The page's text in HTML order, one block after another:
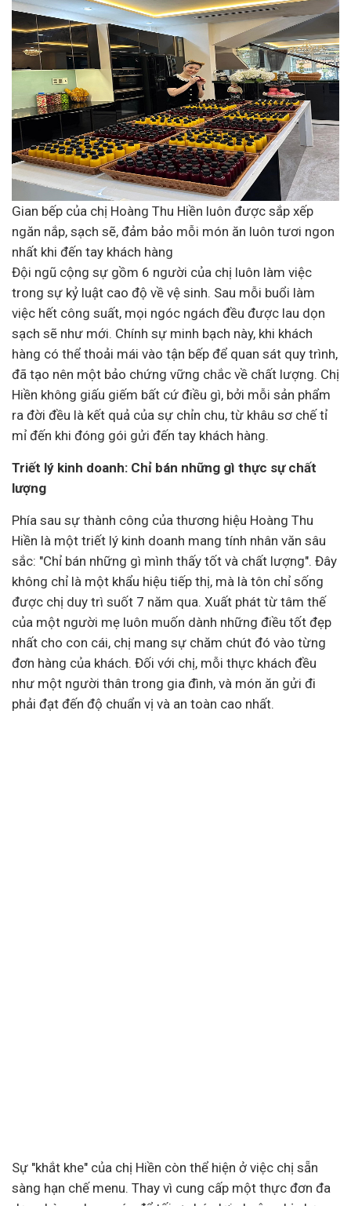
Gian bếp của chị Hoàng Thu Hiền luôn được sắp xếp
ngăn nắp, sạch sẽ, đảm bảo mỗi món ăn luôn tươi ngon
nhất khi đến tay khách hàng
Đội ngũ cộng sự gồm 6 người của chị luôn làm việc
trong sự kỷ luật cao độ về vệ sinh. Sau mỗi buổi làm
việc hết công suất, mọi ngóc ngách đều được lau dọn
sạch sẽ như mới. Chính sự minh bạch này, khi khách
hàng có thể thoải mái vào tận bếp để quan sát quy trình,
đã tạo nên một bảo chứng vững chắc về chất lượng. Chị
Hiền không giấu giếm bất cứ điều gì, bởi mỗi sản phẩm
ra đời đều là kết quả của sự chỉn chu, từ khâu sơ chế tỉ
mỉ đến khi đóng gói gửi đến tay khách hàng.
Triết lý kinh doanh: Chỉ bán những gì thực sự chất
lượng
Phía sau sự thành công của thương hiệu Hoàng Thu
Hiền là một triết lý kinh doanh mang tính nhân văn sâu
sắc: "Chỉ bán những gì mình thấy tốt và chất lượng". Đây
không chỉ là một khẩu hiệu tiếp thị, mà là tôn chỉ sống
được chị duy trì suốt 7 năm qua. Xuất phát từ tâm thế
của một người mẹ luôn muốn dành những điều tốt đẹp
nhất cho con cái, chị mang sự chăm chút đó vào từng
đơn hàng của khách. Đối với chị, mỗi thực khách đều
như một người thân trong gia đình, và món ăn gửi đi
phải đạt đến độ chuẩn vị và an toàn cao nhất.
Sự "khắt khe" của chị Hiền còn thể hiện ở việc chị sẵn
sàng hạn chế menu. Thay vì cung cấp một thực đơn đa